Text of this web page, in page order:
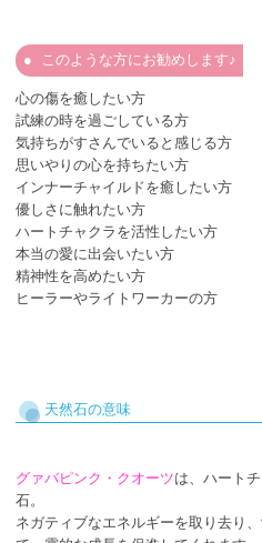
このような方にお勧めします♪
心の傷を癒したい方
試練の時を過ごしている方
気持ちがすさんでいると感じる方
思いやりの心を持ちたい方
インナーチャイルドを癒したい方
優しさに触れたい方
ハートチャクラを活性したい方
本当の愛に出会いたい方
精神性を高めたい方
ヒーラーやライトワーカーの方
天然石の意味
グァバピンク・クオーツは、ハート
石。
ネガティブなエネルギーを取り去り